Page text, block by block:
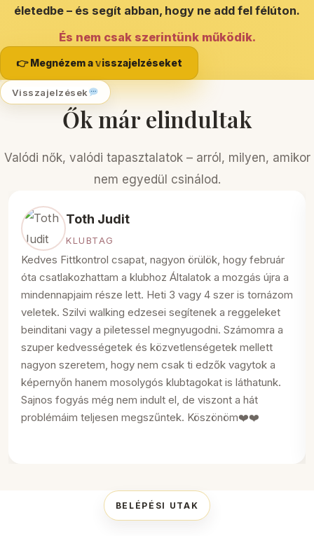
életedbe – és segít abban, hogy ne add fel félúton.
És nem csak szerintünk működik.
👉 Megnézem a visszajelzéseket
Visszajelzések
Ők már elindultak
Valódi nők, valódi tapasztalatok – arról, milyen, amikor
nem egyedül csinálod.
Toth Judit
KLUBTAG
Kedves Fittkontrol csapat, nagyon örülök, hogy február
óta csatlakozhattam a klubhoz Általatok a mozgás újra a
mindennapjaim része lett. Heti 3 vagy 4 szer is tornázom
veletek. Szilvi walking edzesei segítenek a reggeleket
beinditani vagy a piletessel megnyugodni. Számomra a
szuper kedvességetek és közvetlenségetek mellett
nagyon szeretem, hogy nem csak ti edzők vagytok a
képernyőn hanem mosolygós klubtagokat is láthatunk.
Sajnos fogyás még nem indult el, de viszont a hát
problémáim teljesen megszűntek. Köszönöm❤️❤️
BELÉPÉSI UTAK